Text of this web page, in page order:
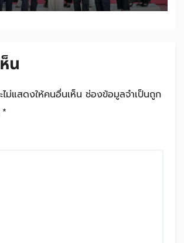
งของกลุ่มเซ็นทรัล สร้าง
น
ม่แสดงให้คนอื่นเห็น ช่องข้อมูลจำเป็นถูก
*